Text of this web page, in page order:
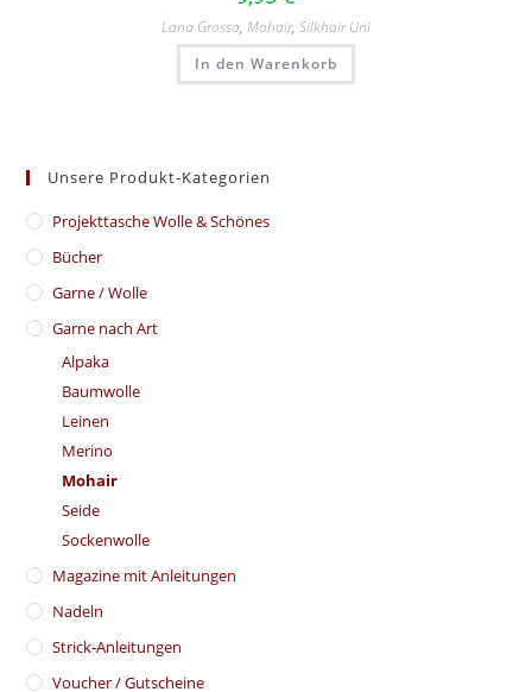
Lana Grossa, Mohair, Silkhair Uni
In den Warenkorb
Unsere Produkt-Kategorien
​Projekttasche Wolle & Schönes
Bücher
Garne / Wolle
Garne nach Art
Alpaka
Baumwolle
Leinen
Merino
Mohair
Seide
Sockenwolle
Magazine mit Anleitungen
Nadeln
Strick-Anleitungen
Voucher / Gutscheine